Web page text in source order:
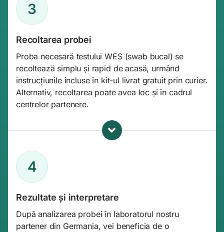
3
Recoltarea probei
Proba necesară testului WES (swab bucal) se
recoltează simplu și rapid de acasă, urmând
instrucțiunile incluse în kit-ul livrat gratuit prin curier.
Alternativ, recoltarea poate avea loc și în cadrul
centrelor partenere.
4
Rezultate și interpretare
După analizarea probei în laboratorul nostru
partener din Germania, vei beneficia de o